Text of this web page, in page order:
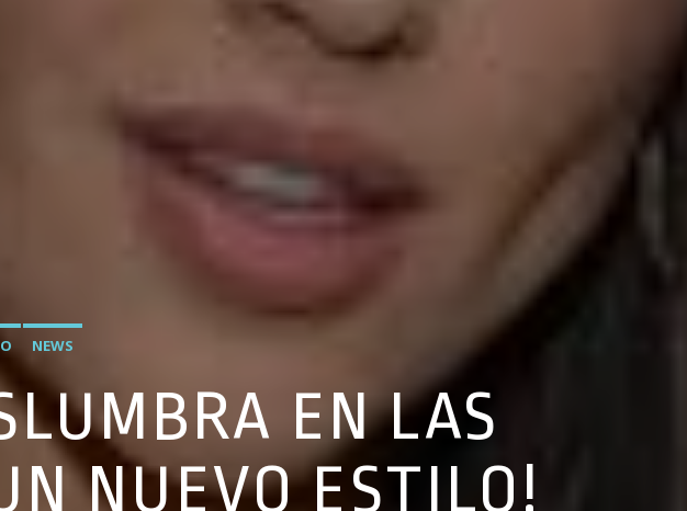
NEWS
EN LAS
NUEVO ESTILO!